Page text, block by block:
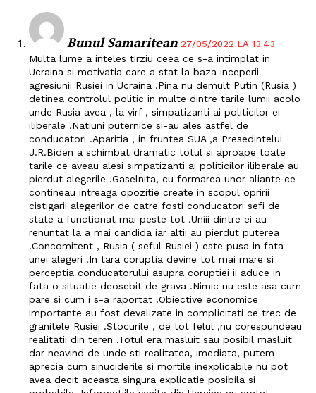
Bunul Samaritean 27/05/2022 LA 13:43
Multa lume a inteles tirziu ceea ce s-a intimplat in
Ucraina si motivatia care a stat la baza inceperii
agresiunii Rusiei in Ucraina .Pina nu demult Putin (Rusia )
detinea controlul politic in multe dintre tarile lumii acolo
unde Rusia avea , la virf , simpatizanti ai politicilor ei
iliberale .Natiuni puternice si-au ales astfel de
conducatori .Aparitia , in fruntea SUA ,a Presedintelui
J.R.Biden a schimbat dramatic totul si aproape toate
tarile ce aveau alesi simpatizanti ai politicilor iliberale au
pierdut alegerile .Gaselnita, cu formarea unor aliante ce
contineau intreaga opozitie create in scopul opririi
cistigarii alegerilor de catre fosti conducatori sefi de
state a functionat mai peste tot .Uniii dintre ei au
renuntat la a mai candida iar altii au pierdut puterea
.Concomitent , Rusia ( seful Rusiei ) este pusa in fata
unei alegeri .In tara coruptia devine tot mai mare si
perceptia conducatorului asupra coruptiei ii aduce in
fata o situatie deosebit de grava .Nimic nu este asa cum
pare si cum i s-a raportat .Obiective economice
importante au fost devalizate in complicitati ce trec de
granitele Rusiei .Stocurile , de tot felul ,nu corespundeau
realitatii din teren .Totul era masluit sau posibil masluit
dar neavind de unde sti realitatea, imediata, putem
aprecia cum sinuciderile si mortile inexplicabile nu pot
avea decit aceasta singura explicatie posibila si